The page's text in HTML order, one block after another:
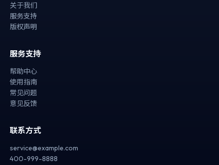
关于我们
服务支持
版权声明
服务支持
帮助中心
使用指南
常见问题
意见反馈
联系方式
service@example.com
400-999-8888